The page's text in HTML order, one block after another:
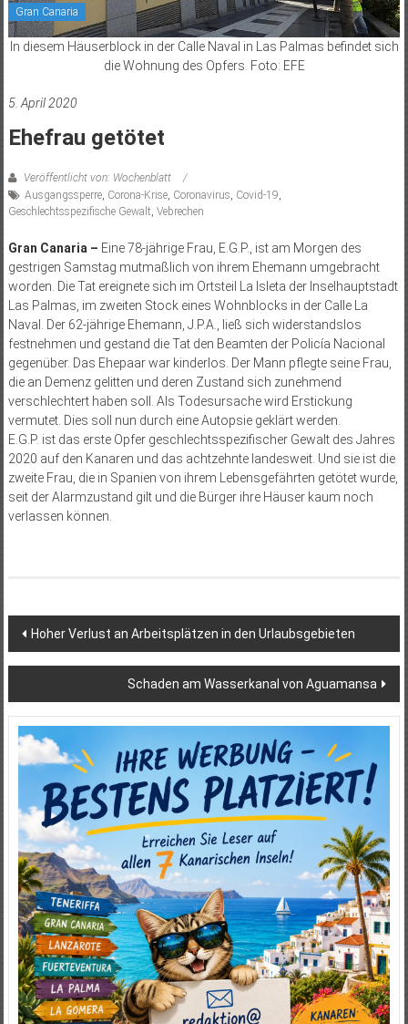
Gran Canaria
In diesem Häuserblock in der Calle Naval in Las Palmas befindet sich
die Wohnung des Opfers. Foto: EFE
5. April 2020
Ehefrau getötet
Veröffentlicht von: Wochenblatt
Ausgangssperre, Corona-Krise, Coronavirus Covid-19
Geschlechtsspezifische Gewalt Vebrechen
Gran Canaria – Eine 78-jährige Frau, E.G.P., ist am Morgen des
gestrigen Samstag mutmaßlich von ihrem Ehemann umgebracht
worden. Die Tat ereignete sich im Ortsteil La Isleta der Inselhauptstadt
Las Palmas, im zweiten Stock eines Wohnblocks in der Calle La
Naval. Der 62-jährige Ehemann, J.P.A., ließ sich widerstandslos
festnehmen und gestand die Tat den Beamten der Policía Nacional
gegenüber. Das Ehepaar war kinderlos. Der Mann pflegte seine Frau,
die an Demenz gelitten und deren Zustand sich zunehmend
verschlechtert haben soll. Als Todesursache wird Erstickung
vermutet. Dies soll nun durch eine Autopsie geklärt werden.
E.G.P. ist das erste Opfer geschlechtsspezifischer Gewalt des Jahres
2020 auf den Kanaren und das achtzehnte landesweit. Und sie ist die
zweite Frau, die in Spanien von ihrem Lebensgefährten getötet wurde,
seit der Alarmzustand gilt und die Bürger ihre Häuser kaum noch
verlassen können.
Beitragsnavigation
Hoher Verlust an Arbeitsplätzen in den Urlaubsgebieten
Schaden am Wasserkanal von Aguamansa